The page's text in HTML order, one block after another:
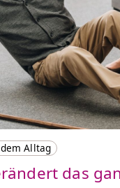
Alltag
das